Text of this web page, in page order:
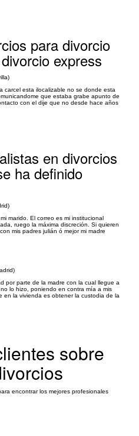
para divorcio
express
carcel esta ilocalizable no se donde esta
que estaba grabe apunto de
con el dije que no desde hace años
en divorcios
ha definido
marido. El correo es mi institucional
ruego la máxima discreción. Si quieren
mis padres julián ó mejor mi madre
por parte de la madre con la cual llegue a
lo hizo, poniendo en contra mía a mis
en la vivienda es obtener la custodia de la
sobre
encontrar los mejores profesionales